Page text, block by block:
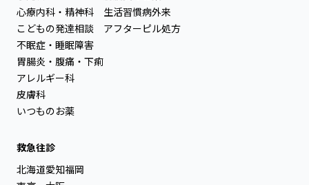
心療内科・精神科
こどもの発達相談
不眠症・睡眠障害
胃腸炎・腹痛・下痢
アレルギー科
皮膚科
いつものお薬
生活習慣病外来
アフターピル処方
救急往診
北海道愛知福岡